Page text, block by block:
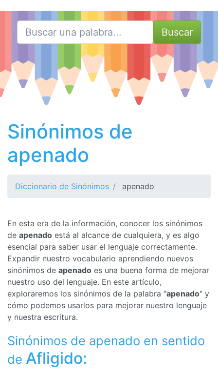
Buscar
Sinónimos de
apenado
Diccionario de Sinónimos apenado
En esta era de la información, conocer los sinónimos
de apenado está al alcance de cualquiera, y es algo
esencial para saber usar el lenguaje correctamente.
Expandir nuestro vocabulario aprendiendo nuevos
sinónimos de apenado es una buena forma de mejorar
nuestro uso del lenguaje. En este artículo,
exploraremos los sinónimos de la palabra "apenado" y
cómo podemos usarlos para mejorar nuestro lenguaje
y nuestra escritura.
Sinónimos de apenado en sentido
de Afligido: